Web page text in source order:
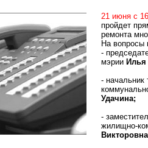
21 июня с
пройдет
ремонта
На вопросы
-
мэрии
- начальник
Удачина;
-
жилищно-